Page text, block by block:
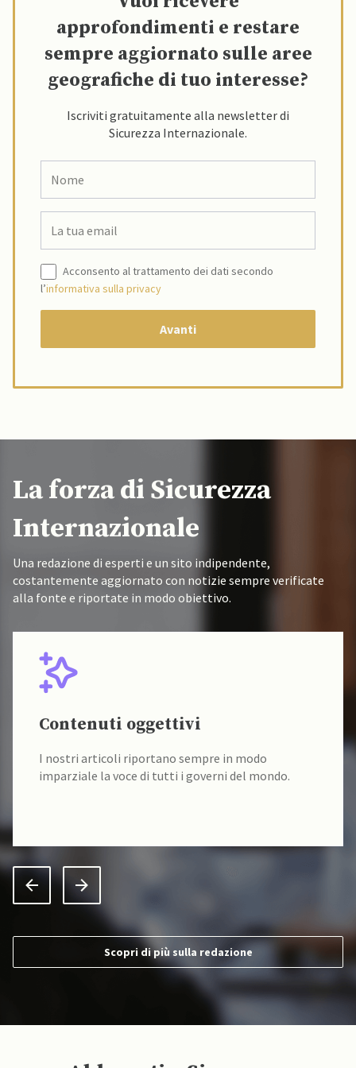
approfondimenti e restare
sempre aggiornato sulle aree
geografiche di tuo interesse?
Iscriviti gratuitamente alla newsletter di
Sicurezza Internazionale.
Acconsento al trattamento dei dati secondo
l’informativa sulla privacy
La forza di Sicurezza
Internazionale
Una redazione di esperti e un sito indipendente,
costantemente aggiornato con notizie sempre verificate
alla fonte e riportate in modo obiettivo.
Contenuti oggettivi
I nostri articoli riportano sempre in modo
imparziale la voce di tutti i governi del mondo.
Scopri di più sulla redazione